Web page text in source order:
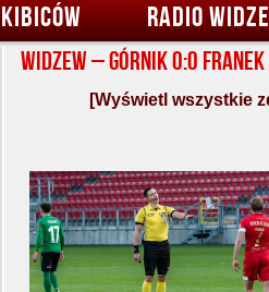
RADIO
Widzew – Górnik 0:0 Franek
[Wyświetl wszystkie